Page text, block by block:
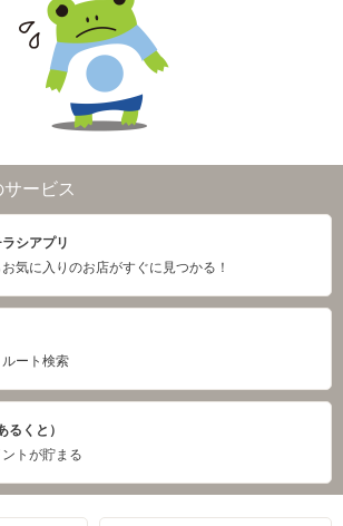
ービス
シアプリ
気に入りのお店がすぐに見つかる！
ート検索
くと）
トが貯まる